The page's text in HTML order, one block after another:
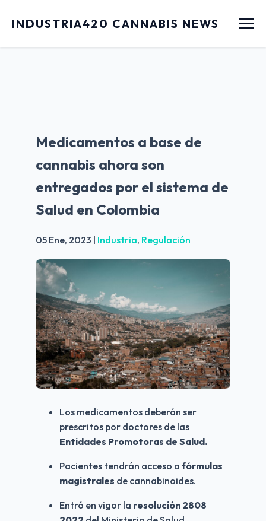
INDUSTRIA420 CANNABIS NEWS Menu
Medicamentos a base de
cannabis ahora son
entregados por el sistema de
Salud en Colombia
05 Ene, 2023 | Industria, Regulación
Los medicamentos deberán ser
Entidades Promotoras de Salud.
Pacientes tendrán acceso a fórmulas
magistrales de cannabinoides.
Entró en vigor la resolución 2808